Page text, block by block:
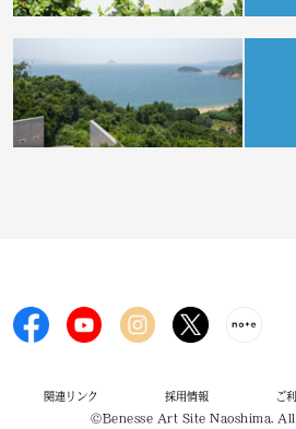
関連リンク 採用情報 ご
©Benesse Art Site Naoshima. All